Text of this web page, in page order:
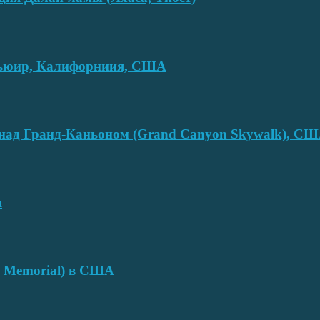
Калифорниия, США
Гранд-Каньоном (Grand Canyon Skywalk),
Memorial) в США